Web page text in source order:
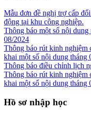
Mẫu đơn đề nghị trợ cấp
động tại khu công nghiệp.
Thông báo một số nội
08/2024
Thông báo rút kinh nghiệm
khai một số nội dung tháng
Thông báo điều chỉnh lịch
Thông báo rút kinh nghiệm
khai một số nội dung tháng
Hồ sơ nhập học